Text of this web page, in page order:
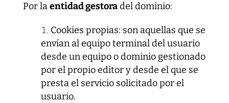
Por laentidad gestoradel dominio:
Cookies propias: son aquellas que se
envían al equipo terminal del usuario
desde un equipo o dominio gestionado
por el propio editor y desde el que se
presta el servicio solicitado por el
usuario.